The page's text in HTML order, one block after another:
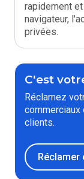
rapidement
navigateur,
privées.
C'est
Réclamez
commerciaux
clients.
Réclamer